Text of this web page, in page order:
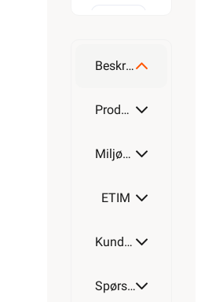
Beskrivelse
Produktdetaljer
Miljøparametere
ETIM
Kundeomtale
Spørsmål og svar